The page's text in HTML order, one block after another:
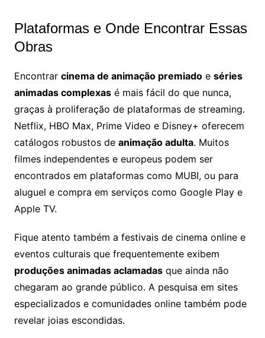
Plataformas e Onde Encontrar Essas
Obras
Encontrar cinema de animação premiadoe séries
animadas complexasé mais fácil do que nunca,
graças à proliferação de plataformas de streaming.
Netflix, HBO Max, Prime Video e Disney+ oferecem
catálogos robustos de animação adulta. Muitos
filmes independentes e europeus podem ser
encontrados em plataformas como MUBI, ou para
aluguel e compra em serviços como Google Play e
Apple TV.
Fique atento também a festivais de cinema online e
eventos culturais que frequentemente exibem
produções animadas aclamadasque ainda não
chegaram ao grande público. A pesquisa em sites
especializados e comunidades online também pode
revelar joias escondidas.